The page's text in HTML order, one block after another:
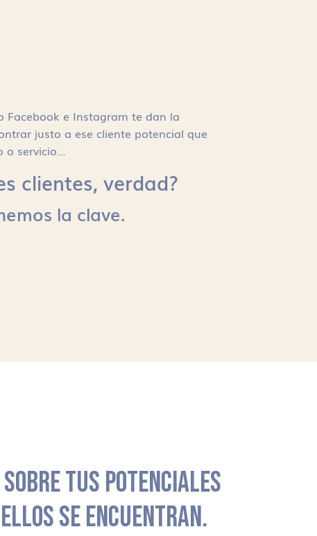
Facebook e Instagram te dan la
justo a ese cliente potencial que
servicio…
clientes, verdad?
la clave.
TUS POTENCIALES
SE ENCUENTRAN.